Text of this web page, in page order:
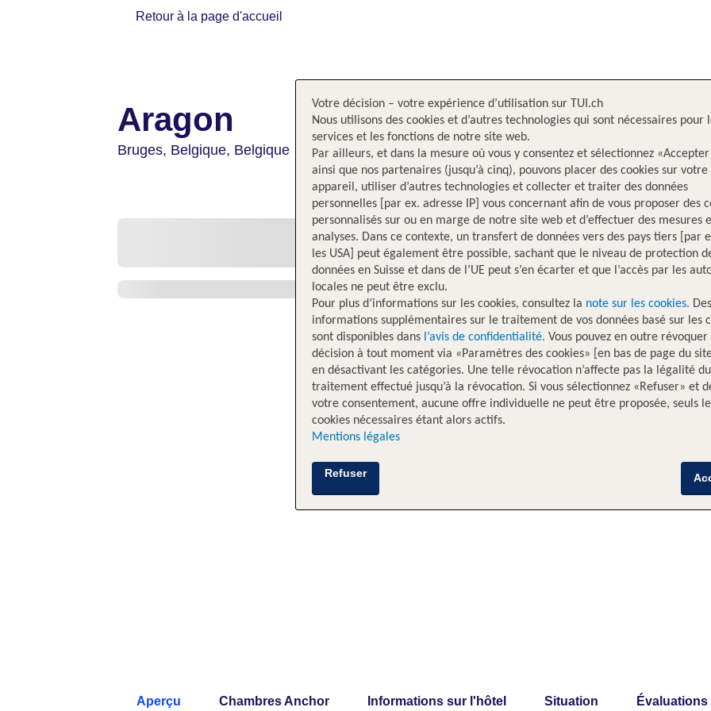
Retour à la page d'accueil
Aragon
Bruges, Belgique, Belgique
Aperçu Chambres Anchor Informations sur l'hôtel Situation Évaluations
Votre décision – votre expérience d’utilisation sur TUI.ch
Nous utilisons des cookies et d’autres technologies qui sont nécessaires pour
services et les fonctions de notre site web.
Par ailleurs, et dans la mesure où vous y consentez et sélectionnez
ainsi que nos partenaires (jusqu’à cinq), pouvons placer des cookies sur votre
appareil, utiliser d’autres technologies et collecter et traiter des données
personnelles [par ex. adresse IP] vous concernant afin de vous proposer des
personnalisés sur ou en marge de notre site web et d’effectuer des mesures
analyses. Dans ce contexte, un transfert de données vers des pays tiers [par
les USA] peut également être possible, sachant que le niveau de protection
données en Suisse et dans de l’UE peut s’en écarter et que l’accès par les
locales ne peut être exclu.
Pour plus d’informations sur les cookies, consultez la note sur les cookies. Des
informations supplémentaires sur le traitement de vos données basé sur les
sont disponibles dans l’avis de confidentialité. Vous pouvez en outre
décision à tout moment via «Paramètres des cookies» [en bas de page du
en désactivant les catégories. Une telle révocation n’affecte pas la légalité du
traitement effectué jusqu’à la révocation. Si vous sélectionnez «Refuser» et
votre consentement, aucune offre individuelle ne peut être proposée, seuls
cookies nécessaires étant alors actifs.
Mentions légales
Refuser